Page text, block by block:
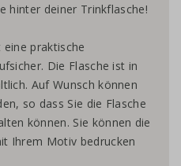
hinter deiner Trinkflasche!
eine praktische
Die Flasche ist in
Auf Wunsch können
so dass Sie die Flasche
können. Sie können die
Ihrem Motiv bedrucken